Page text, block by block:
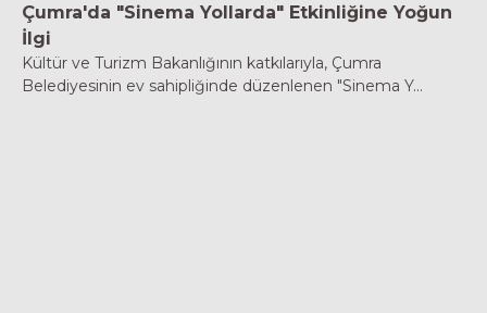
Çumra'da "Sinema Yollarda" Etkinliğine Yoğun
İlgi
Kültür ve Turizm Bakanlığının katkılarıyla, Çumra
Belediyesinin ev sahipliğinde düzenlenen "Sinema Y...